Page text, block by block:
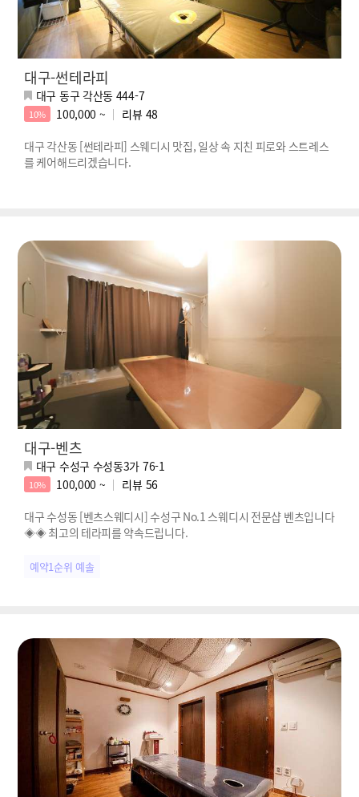
대구-썬테라피
대구 동구 각산동 444-7
10% 100,000 ~ 리뷰 48
대구 각산동 [썬테라피] 스웨디시 맛집, 일상 속 지친 피로와 스트레스
를 케어해드리겠습니다.
대구-벤츠
대구 수성구 수성동3가 76-1
10% 100,000 ~ 리뷰 56
대구 수성동 [벤츠스웨디시] 수성구 No.1 스웨디시 전문샵 벤츠입니다
◈◈ 최고의 테라피를 약속드립니다.
예약1순위 예솔